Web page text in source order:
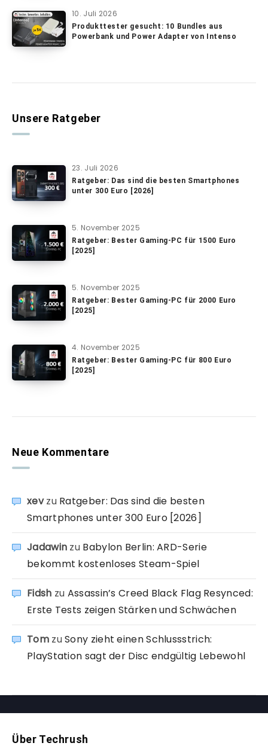
10. Juli 2026
Produkttester gesucht: 10 Bundles aus
Powerbank und Power Adapter von Intenso
Unsere Ratgeber
23. Juli 2026
Ratgeber: Das sind die besten Smartphones
unter 300 Euro [2026]
5. November 2025
Ratgeber: Bester Gaming-PC für 1500 Euro
[2025]
5. November 2025
Ratgeber: Bester Gaming-PC für 2000 Euro
[2025]
4. November 2025
Ratgeber: Bester Gaming-PC für 800 Euro
[2025]
Neue Kommentare
xevzu Ratgeber: Das sind die besten
Smartphones unter 300 Euro [2026]
Jadawin zu Babylon Berlin: ARD-Serie
bekommt kostenloses Steam-Spiel
Fidsh zu Assassin’s Creed Black Flag Resynced:
Erste Tests zeigen Stärken und Schwächen
TomzuSony zieht einen Schlussstrich:
PlayStation sagt der Disc endgültig Lebewohl
Über Techrush